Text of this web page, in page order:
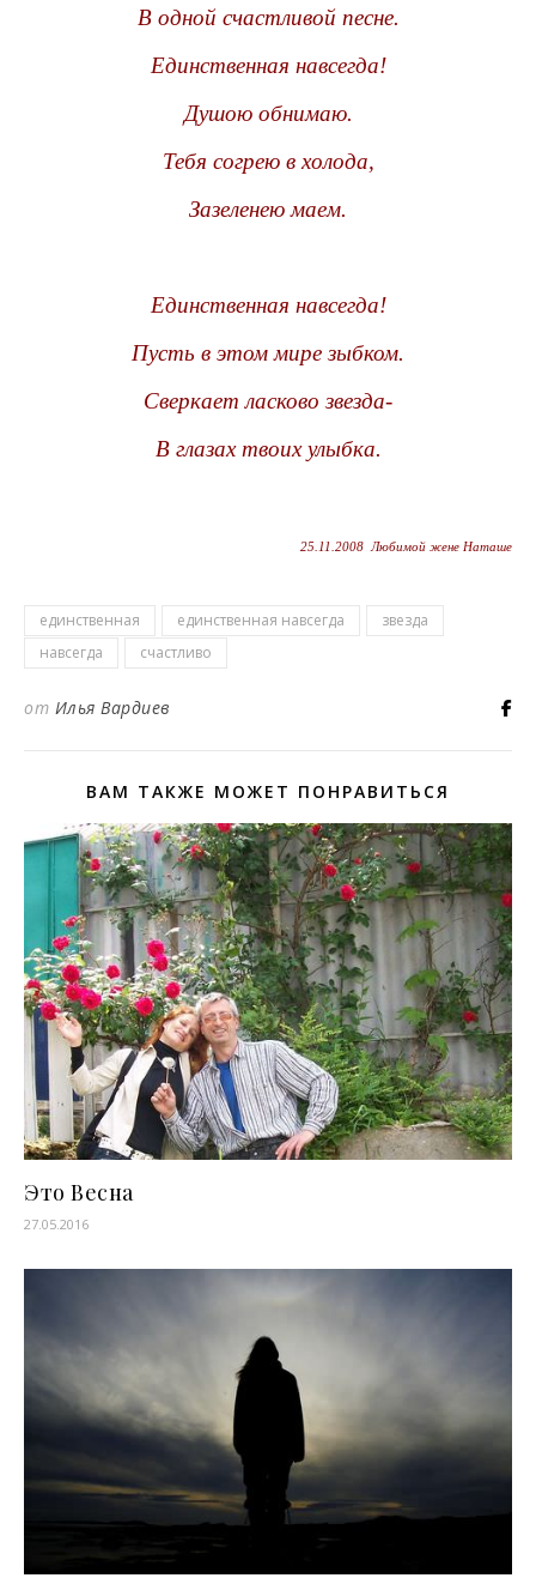
В одной счастливой песне.
Единственная навсегда!
Душою обнимаю.
Тебя согрею в холода,
Зазеленею маем.
Единственная навсегда!
Пусть в этом мире зыбком.
Сверкает ласково звезда-
В глазах твоих улыбка.
25.11.2008 Любимой жене Наташе
единственная единственная навсегда
звезда
навсегда
счастливо
от Илья Вардиев
ВАМ ТАКЖЕ МОЖЕТ ПОНРАВИТЬСЯ
Это Весна
27.05.2016